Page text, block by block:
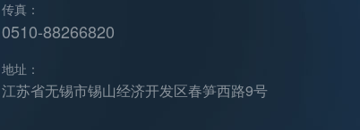
传真：
0510-88266820
地址：
江苏省无锡市锡山经济开发区春笋西路9号